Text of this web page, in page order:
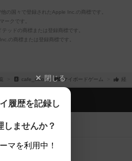
の国々で登録されたApple Inc.の商標です。
ークです。
ッドの商標または登録商標です。
の商標または登録商標です。
cafe_saio マイボードゲーム 経
閉じる
履歴を記録し
しませんか？
マを利用中！
る
ビュー